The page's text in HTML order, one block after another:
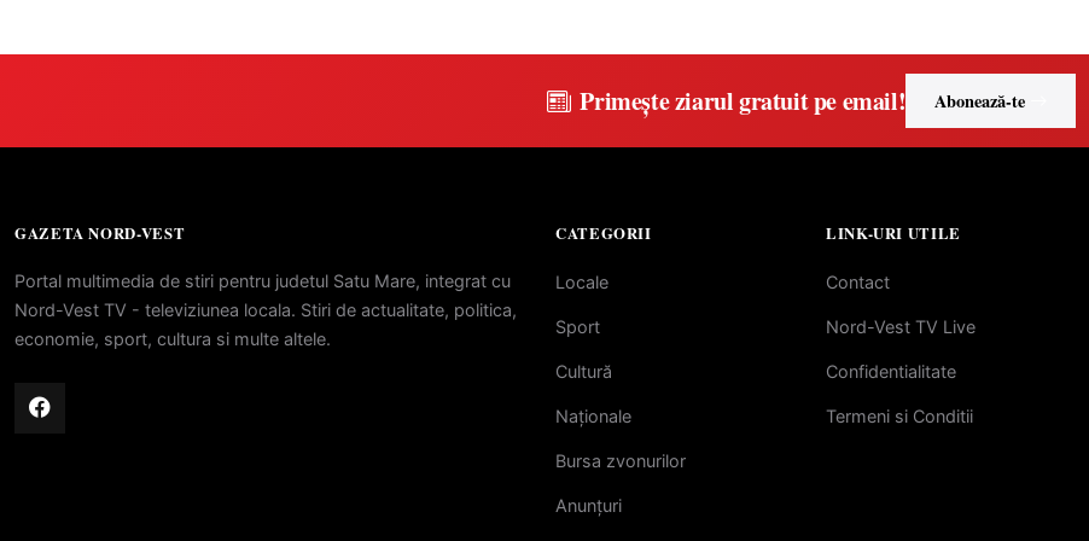
Primește ziarul gratuit pe email! Abonează-te
GAZETA NORD-VEST
Portal multimedia de stiri pentru judetul Satu Mare, integrat cu
Nord-Vest TV - televiziunea locala. Stiri de actualitate, politica,
economie, sport, cultura si multe altele.
CATEGORII
Locale
Sport
Cultură
Naționale
Bursa zvonurilor
Anunțuri
LINK-URI UTILE
Contact
Nord-Vest TV Live
Confidentialitate
Termeni si Conditii